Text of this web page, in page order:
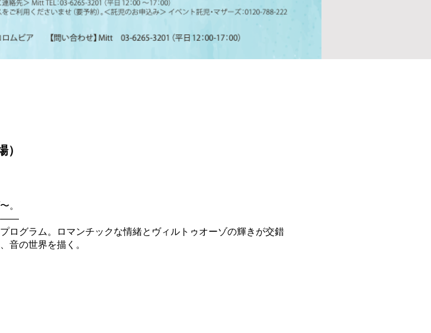
。
――
ログラム。ロマンチックな情緒とヴィルトゥオーゾの輝きが交錯
音の世界を描く。